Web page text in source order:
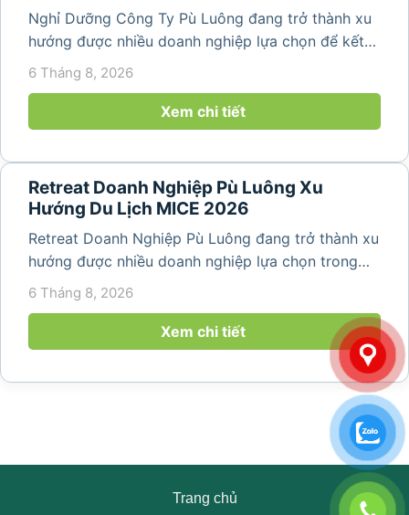
Nghỉ Dưỡng Công Ty Pù Luông đang trở thành xu
hướng được nhiều doanh nghiệp lựa chọn để kết
hợp giữa nghỉ ngơi, tái tạo năng lượng và xây
dựng tinh thần đồng đội. Thay vì những chuyến du
lịch đơn thuần, nhiều công ty...
6 Tháng 8, 2026
Xem chi tiết
Retreat Doanh Nghiệp Pù Luông Xu
Hướng Du Lịch MICE 2026
Retreat Doanh Nghiệp Pù Luông đang trở thành xu
hướng được nhiều doanh nghiệp lựa chọn trong
năm 2026 khi nhu cầu kết hợp nghỉ dưỡng, hội
mang đến khoảng thời gian thư giãn...
6 Tháng 8, 2026
Xem chi tiết
Trang chủ